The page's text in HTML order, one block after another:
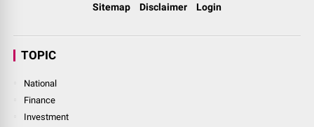
Sitemap
Disclaimer Login
TOPIC
National
Finance
Investment